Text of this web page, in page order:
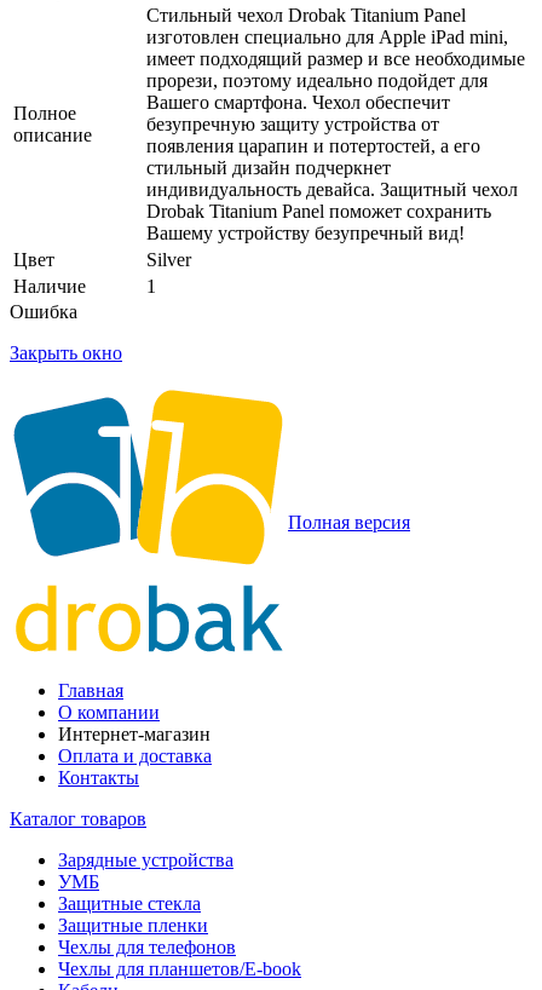
Полное
описание
Стильный чехол Drobak Titanium Panel
изготовлен специально для Apple iPad mini,
имеет подходящий размер и все необходимые
прорези, поэтому идеально подойдет для
Вашего смартфона. Чехол обеспечит
безупречную защиту устройства от
появления царапин и потертостей, а его
стильный дизайн подчеркнет
индивидуальность девайса. Защитный чехол
Drobak Titanium Panel поможет сохранить
Вашему устройству безупречный вид!
Цвет
Silver
Наличие
1
Ошибка
Закрыть окно
Полная версия
Главная
О компании
Интернет-магазин
Оплата и доставка
Контакты
Каталог товаров
Зарядные устройства
УМБ
Защитные стекла
Защитные пленки
Чехлы для телефонов
Чехлы для планшетов/E-book